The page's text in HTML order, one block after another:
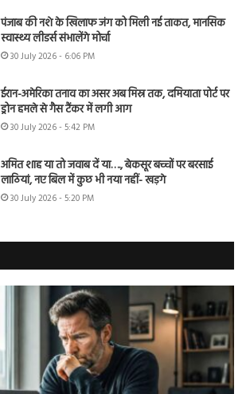
पंजाब की नशे के खिलाफ जंग को मिली नई ताकत, मानसिक
स्वास्थ्य लीडर्स संभालेंगे मोर्चा
30 July 2026 - 6:06 PM
ईरान-अमेरिका तनाव का असर अब मिस्र तक, दमियाता पोर्ट पर
ड्रोन हमले से गैस टैंकर में लगी आग
30 July 2026 - 5:42 PM
अमित शाह या तो जवाब दें या…., बेकसूर बच्चों पर बरसाई
लाठियां, नए बिल में कुछ भी नया नहीं- खड़गे
30 July 2026 - 5:20 PM